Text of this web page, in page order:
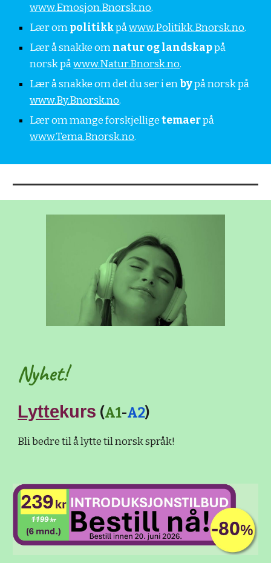
www.Emosjon.Bnorsk.no.
Lær om politikk på www.Politikk.Bnorsk.no.
Lær å snakke om natur og landskap på
norsk på www.Natur.Bnorsk.no.
Lær å snakke om det du ser i en by
www.By.Bnorsk.no.
Lær om mange forskjellige temaer
www.Tema.Bnorsk.no.
Nyhet!
Lyttekurs (A1-A2)
Bli bedre til å lytte til norsk språk!